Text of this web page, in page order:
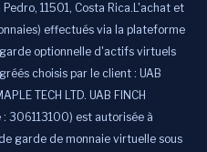
11501, Costa Rica.L'achat et
effectués via la plateforme
optionnelle d'actifs virtuels
choisis par le client : UAB
TECH LTD. UAB FINCH
: 306113100) est autorisée à
garde de monnaie virtuelle sous